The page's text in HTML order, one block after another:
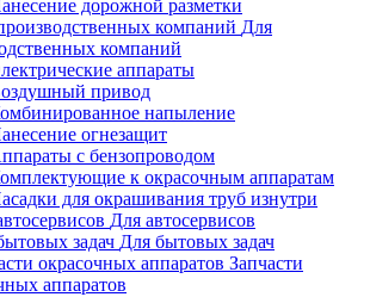
дорожной разметки
Для
компаний
аппараты
привод
напыление
огнезащит
с бензопроводом
к окрасочным аппаратам
для окрашивания труб изнутри
Для автосервисов
Для бытовых задач
Запчасти
аппаратов